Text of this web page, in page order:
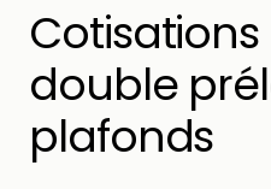
Cotisations
double
plafonds